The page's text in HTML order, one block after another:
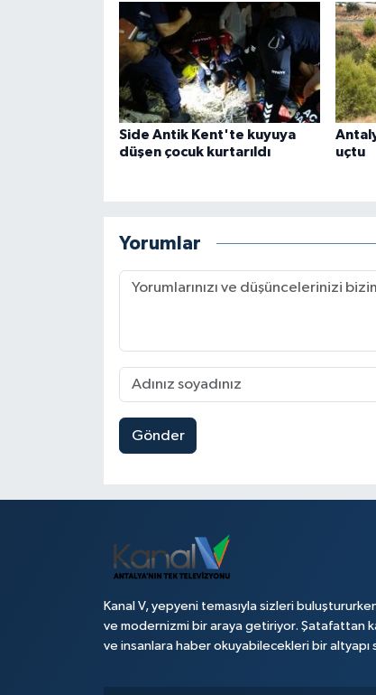
Side Antik Kent'te kuyuya
düşen çocuk kurtarıldı
uçtu
Yorumlar
Gönder
Kanal V, yepyeni temasıyla sizleri
ve modernizmi bir araya getiriyor. Şatafattan
ve insanlara haber okuyabilecekleri bir altyapı